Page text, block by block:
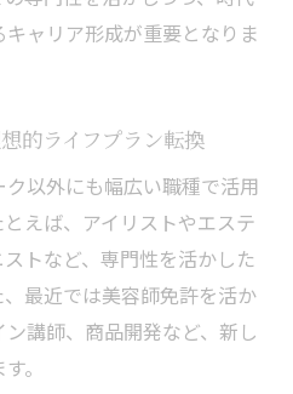
ャリア形成が重要となりま
的ライフプラン転換
以外にも幅広い職種で活用
えば、アイリストやエステ
トなど、専門性を活かした
最近では美容師免許を活か
講師、商品開発など、新し
。